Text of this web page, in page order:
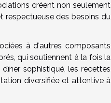
créent non seulement
respectueuse des besoins du
à d'autres composants
qui soutiennent à la fois la
sophistiqué, les recettes
diversifiée et attentive à